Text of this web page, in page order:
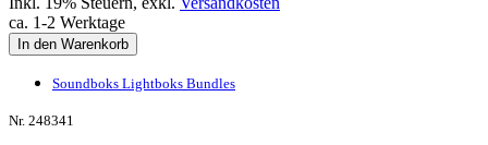
ca. 1-2 Werktage
In den Warenkorb
Soundboks Lightboks Bundles
Nr. 248341